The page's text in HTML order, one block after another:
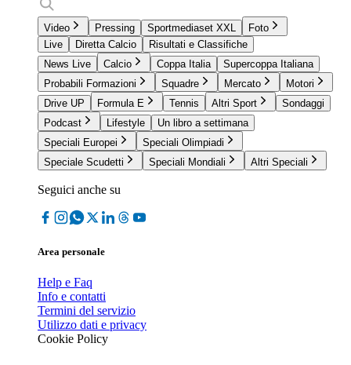
Video Pressing Sportmediaset XXL
Foto
Live
Diretta Calcio
Risultati e Classifiche
News Live
Calcio Coppa Italia
Supercoppa Italiana
Probabili Formazioni
Squadre Mercato
Motori
Drive UP
Formula E Tennis Altri Sport
Sondaggi
Podcast
Lifestyle
Un libro a settimana
Speciali Europei
Speciali Olimpiadi
Speciale Scudetti
Speciali Mondiali Altri Speciali
Seguici anche su
Area personale
Help e Faq
Info e contatti
Termini del servizio
Utilizzo dati e privacy
Cookie Policy